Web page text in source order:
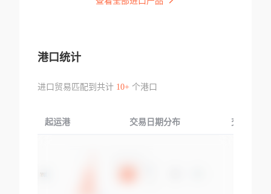
港口统计
进口贸易匹配到共计 10+个港口
起运港 交易日期分布 交易产品